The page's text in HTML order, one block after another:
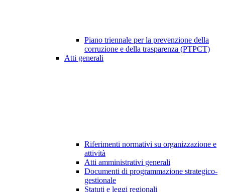
Piano triennale per la prevenzione della
corruzione e della trasparenza (PTPCT)
Atti generali
Riferimenti normativi su organizzazione e
attività
Atti amministrativi generali
Documenti di programmazione strategico-
gestionale
Statuti e leggi regionali